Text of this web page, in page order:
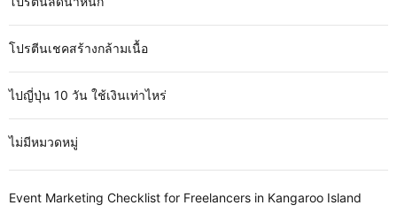
โปรตีนเชคสร้างกล้ามเนื้อ
ไปญี่ปุ่น 10 วัน ใช้เงินเท่าไหร่
ไม่มีหมวดหมู่
Event Marketing Checklist for Freelancers in Kangaroo Island